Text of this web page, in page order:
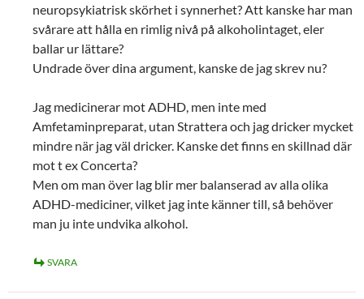
neuropsykiatrisk skörhet i synnerhet? Att kanske har man
svårare att hålla en rimlig nivå på alkoholintaget, eler
ballar ur lättare?
Undrade över dina argument, kanske de jag skrev nu?
Jag medicinerar mot ADHD, men inte med
Amfetaminpreparat, utan Strattera och jag dricker mycket
mindre när jag väl dricker. Kanske det finns en skillnad där
mot t ex Concerta?
Men om man över lag blir mer balanserad av alla olika
ADHD-mediciner, vilket jag inte känner till, så behöver
man ju inte undvika alkohol.
SVARA